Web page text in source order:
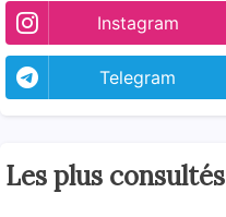
Instagram
Telegram
Les plus consultés